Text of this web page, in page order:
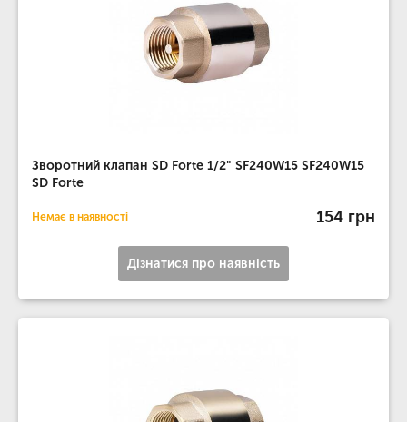
Зворотний клапан SD Forte 1/2" SF240W15 SF240W15
SD Forte
Немає в наявності 154 грн
Дізнатися про наявність